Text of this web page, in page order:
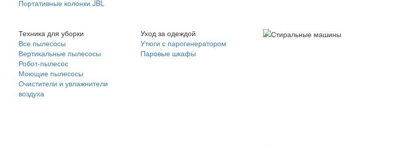
Портативные колонки JBL
Техника для уборки
Все пылесосы
Вертикальные пылесосы
Робот-пылесос
Моющие пылесосы
Очистители и увлажнители
воздуха
Уход за одеждой
Утюги с парогенератором
Паровые шкафы